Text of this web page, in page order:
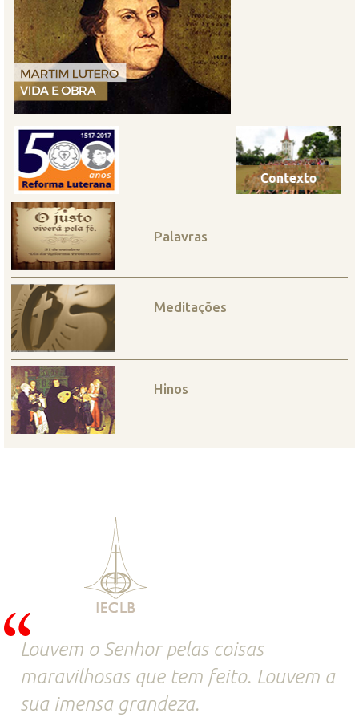
Palavras
Meditações
Hinos
Louvem o Senhor pelas coisas
maravilhosas que tem feito. Louvem a
sua imensa grandeza.